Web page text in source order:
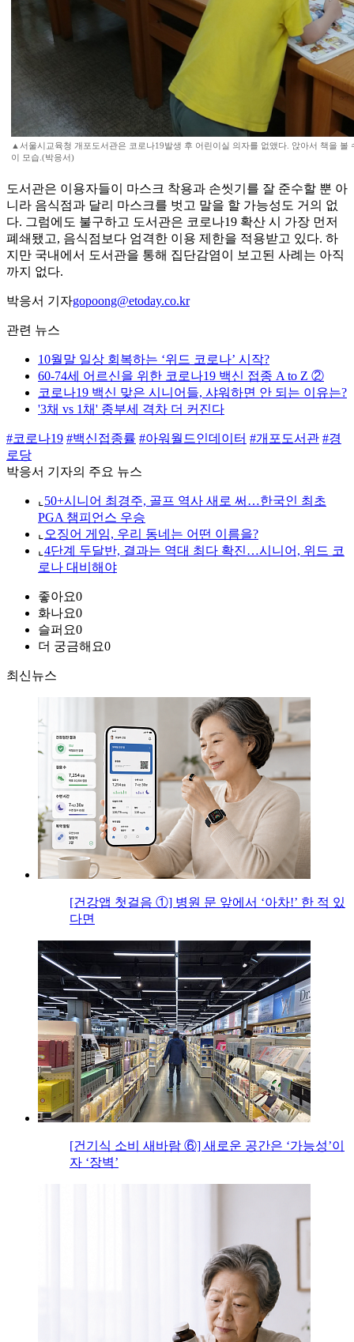
▲서울시교육청 개포도서관은 코로나19발생 후 어린이실 의자를 없앴다. 앉아서 책을 볼
이 모습.(박응서)
도서관은 이용자들이 마스크 착용과 손씻기를 잘 준수할 뿐 아
니라 음식점과 달리 마스크를 벗고 말을 할 가능성도 거의 없
다. 그럼에도 불구하고 도서관은 코로나19 확산 시 가장 먼저
폐쇄됐고, 음식점보다 엄격한 이용 제한을 적용받고 있다. 하
지만 국내에서 도서관을 통해 집단감염이 보고된 사례는 아직
까지 없다.
박응서 기자gopoong@etoday.co.kr
관련 뉴스
10월말 일상 회복하는 ‘위드 코로나’ 시작?
60-74세 어르신을 위한 코로나19 백신 접종 A to Z ②
코로나19 백신 맞은 시니어들, 샤워하면 안 되는 이유는?
'3채 vs 1채' 종부세 격차 더 커진다
#코로나19 #백신접종률 #아워월드인데이터 #개포도서관 #경
로당
박응서 기자의 주요 뉴스
⌞ 50+시니어 최경주, 골프 역사 새로 써…한국인 최초
PGA 챔피언스 우승
⌞ 오징어 게임, 우리 동네는 어떤 이름을?
⌞ 4단계 두달반, 결과는 역대 최다 확진…시니어, 위드 코
로나 대비해야
좋아요0
화나요0
슬퍼요0
더 궁금해요0
최신뉴스
[건강앱 첫걸음 ①] 병원 문 앞에서 ‘아차!’ 한 적 있
다면
[건기식 소비 새바람 ⑥] 새로운 공간은 ‘가능성’이
자 ‘장벽’